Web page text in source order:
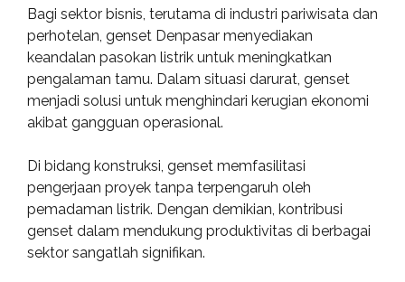
Bagi sektor bisnis, terutama di industri pariwisata dan
perhotelan, genset Denpasar menyediakan
keandalan pasokan listrik untuk meningkatkan
pengalaman tamu. Dalam situasi darurat, genset
menjadi solusi untuk menghindari kerugian ekonomi
akibat gangguan operasional.
Di bidang konstruksi, genset memfasilitasi
pengerjaan proyek tanpa terpengaruh oleh
pemadaman listrik. Dengan demikian, kontribusi
genset dalam mendukung produktivitas di berbagai
sektor sangatlah signifikan.